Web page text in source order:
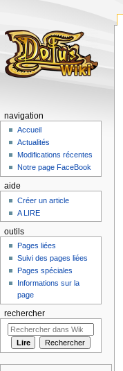
navigation
Accueil
Actualités
Modifications récentes
Notre page FaceBook
aide
Créer un article
A LIRE
outils
Pages liées
Suivi des pages liées
Pages spéciales
Informations sur la
page
rechercher